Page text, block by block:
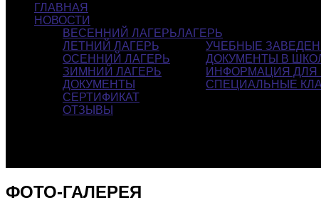
ГЛАВНАЯ
НОВОСТИ
ЛАГЕРЬ
ВЕСЕННИЙ ЛАГЕРЬ
ЛЕТНИЙ ЛАГЕРЬ
ОСЕННИЙ ЛАГЕРЬ
ЗИМНИЙ ЛАГЕРЬ
ДОКУМЕНТЫ
СЕРТИФИКАТ
ОТЗЫВЫ
УЧЕБНЫЕ
ДОКУМЕНТЫ В
ИНФОРМАЦИЯ ДЛЯ
СПЕЦИАЛЬНЫЕ
ФОТО-ГАЛЕРЕЯ